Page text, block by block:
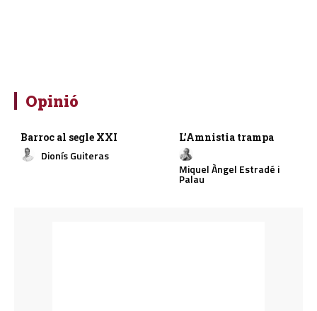
Opinió
Barroc al segle XXI
Dionís Guiteras
L’Amnistia trampa
Miquel Àngel Estradé i
Palau